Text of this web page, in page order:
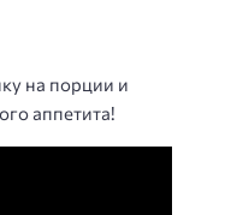
на порции и
аппетита!